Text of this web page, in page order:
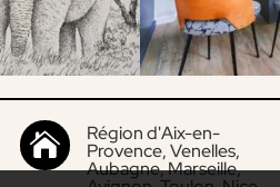
 Région d'Aix-en-
Provence, Venelles,
Aubagne, Marseille,